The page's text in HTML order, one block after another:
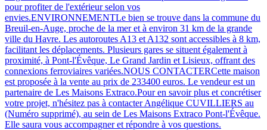
pour profiter de l'extérieur selon vos
envies.ENVIRONNEMENTLe bien se trouve dans la commune du
Breuil-en-Auge, proche de la mer et à environ 31 km de la grande
ville du Havre. Les autoroutes A13 et A132 sont accessibles à 8 km,
facilitant les déplacements. Plusieurs gares se situent également à
proximité, à Pont-l'Évêque, Le Grand Jardin et Lisieux, offrant des
connexions ferroviaires variées.NOUS CONTACTERCette maison
est proposée à la vente au prix de 233400 euros. Le vendeur est un
partenaire de Les Maisons Extraco.Pour en savoir plus et concrétiser
votre projet, n'hésitez pas à contacter Angélique CUVILLIERS au
(Numéro supprimé), au sein de Les Maisons Extraco Pont-l'Évêque.
Elle saura vous accompagner et répondre à vos questions.